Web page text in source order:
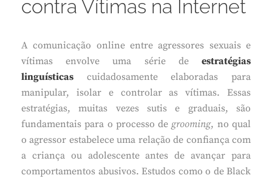
contra Vítimas na Internet
A comunicação online entre agressores sexuais e
vítimas envolve uma série de estratégias
linguísticas cuidadosamente elaboradas para
manipular, isolar e controlar as vítimas. Essas
estratégias, muitas vezes sutis e graduais, são
fundamentais para o processo degrooming, no qual
o agressor estabelece uma relação de confiança com
a criança ou adolescente antes de avançar para
comportamentos abusivos. Estudos como o de Black